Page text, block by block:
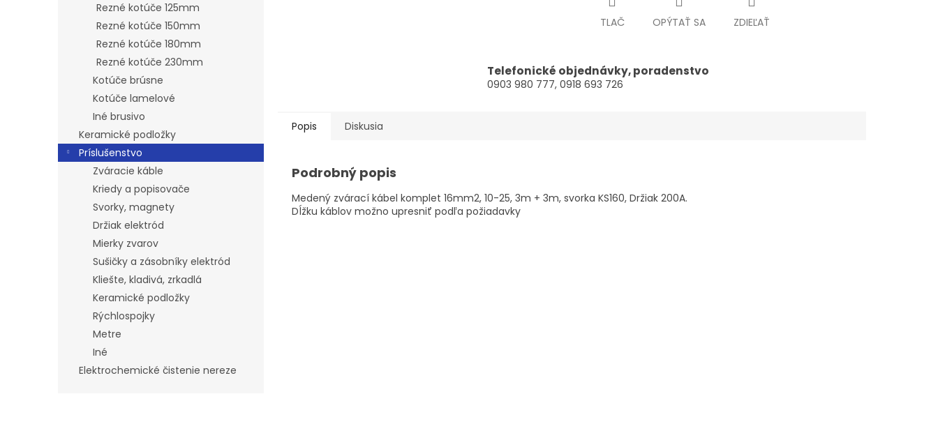
Rezné kotúče 125mm
Rezné kotúče 150mm
Rezné kotúče 180mm
Rezné kotúče 230mm
Kotúče brúsne
Kotúče lamelové
Iné brusivo
Keramické podložky
Príslušenstvo
Zváracie káble
Kriedy a popisovače
Svorky, magnety
Držiak elektród
Mierky zvarov
Sušičky a zásobníky elektród
Kliešte, kladivá, zrkadlá
Keramické podložky
Rýchlospojky
Metre
Iné
Elektrochemické čistenie nereze
TLAČ OPÝTAŤ SA ZDIEĽAŤ
Telefonické objednávky, poradenstvo
0903 980 777, 0918 693 726
Popis Diskusia
Podrobný popis
Medený zvárací kábel komplet 16mm2, 10-25, 3m + 3m, svorka KS160, Držiak 200A.
Dĺžku káblov možno upresniť podľa požiadavky